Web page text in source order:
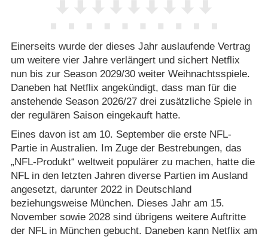
Einerseits wurde der dieses Jahr auslaufende Vertrag
um weitere vier Jahre verlängert und sichert Netflix
nun bis zur Season 2029/​30 weiter Weihnachtsspiele.
Daneben hat Netflix angekündigt, dass man für die
anstehende Season 2026/​27 drei zusätzliche Spiele in
der regulären Saison eingekauft hatte.
Eines davon ist am 10. September die erste NFL-
Partie in Australien. Im Zuge der Bestrebungen, das
„NFL-Produkt“ weltweit populärer zu machen, hatte die
NFL in den letzten Jahren diverse Partien im Ausland
angesetzt, darunter 2022 in Deutschland
beziehungsweise München. Dieses Jahr am 15.
November sowie 2028 sind übrigens weitere Auftritte
der NFL in München gebucht. Daneben kann Netflix am